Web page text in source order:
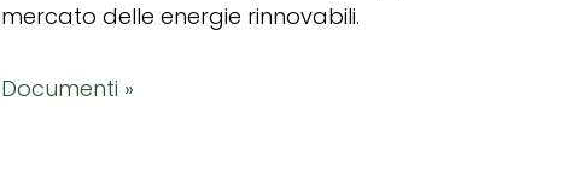
mercato delle energie rinnovabili.
Documenti »